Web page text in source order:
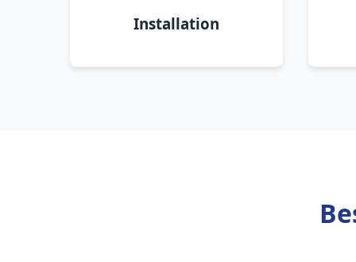
Installation